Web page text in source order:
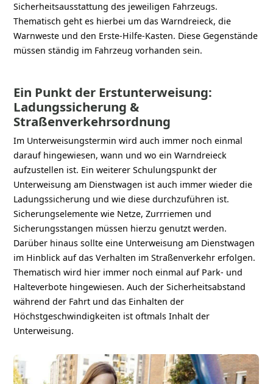
Sicherheitsausstattung des jeweiligen Fahrzeugs.
Thematisch geht es hierbei um das Warndreieck, die
Warnweste und den Erste-Hilfe-Kasten. Diese Gegenstände
müssen ständig im Fahrzeug vorhanden sein.
Ein Punkt der Erstunterweisung:
Ladungssicherung &
Straßenverkehrsordnung
Im Unterweisungstermin wird auch immer noch einmal
darauf hingewiesen, wann und wo ein Warndreieck
aufzustellen ist. Ein weiterer Schulungspunkt der
Unterweisung am Dienstwagen ist auch immer wieder die
Ladungssicherung und wie diese durchzuführen ist.
Sicherungselemente wie Netze, Zurrriemen und
Sicherungsstangen müssen hierzu genutzt werden.
Darüber hinaus sollte eine Unterweisung am Dienstwagen
im Hinblick auf das Verhalten im Straßenverkehr erfolgen.
Thematisch wird hier immer noch einmal auf Park- und
Halteverbote hingewiesen. Auch der Sicherheitsabstand
während der Fahrt und das Einhalten der
Höchstgeschwindigkeiten ist oftmals Inhalt der
Unterweisung.